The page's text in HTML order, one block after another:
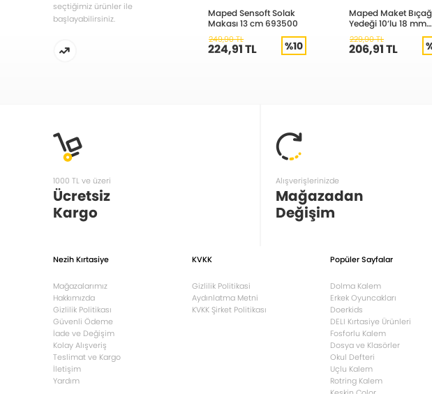
seçtiğimiz ürünler ile
başlayabilirsiniz.
Maped Sensoft Solak
Makası 13 cm 693500
249,90 TL
224,91 TL %10
Maped Maket
Yedeği 10’lu 18 mm
640721
229,90 TL
206,91 TL
1000 TL ve üzeri
Ücretsiz
Kargo
Alışverişlerinizde
Mağazadan
Değişim
Nezih Kırtasiye
Mağazalarımız
Hakkımızda
Gizlilik Politikası
Güvenli Ödeme
İade ve Değişim
Kolay Alışveriş
Teslimat ve Kargo
İletişim
Yardım
KVKK
Gizlilik Politikasi
Aydınlatma Metni
KVKK Şirket Politikası
Popüler Sayfalar
Dolma Kalem
Erkek Oyuncakları
Doerkids
DELI Kırtasiye Ürünleri
Fosforlu Kalem
Dosya ve Klasörler
Okul Defteri
Uçlu Kalem
Rotring Kalem